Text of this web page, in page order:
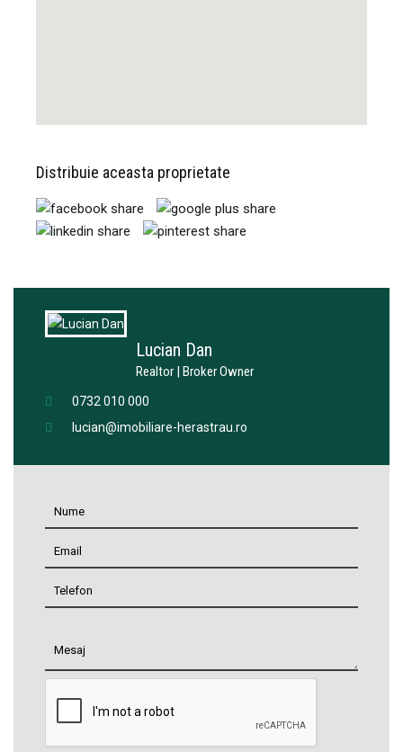
Distribuie aceasta proprietate
Lucian Dan
Realtor | Broker Owner
0732 010 000
lucian@imobiliare-herastrau.ro